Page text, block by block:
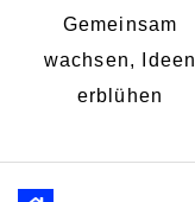
Gemeinsam
wachsen, Ideen
erblühen